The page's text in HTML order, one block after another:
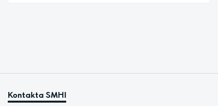
Kontakta SMHI